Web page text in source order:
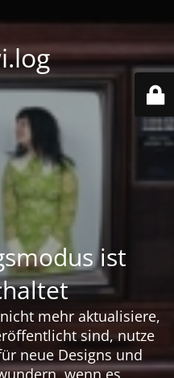
ist
mehr aktualisiere,
sind, nutze
neue Designs und
wenn es